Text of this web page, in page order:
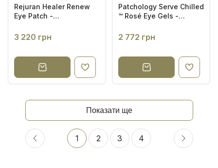
Rejuran Healer Renew
Eye Patch -
патчі з
полінуклеотидами під
3 220 грн
Patchology Serve Chilled
™ Rosé Eye Gels -
екстрактом троянди
(30 пар)
2 772 грн
Показати ще
1 2 3 4